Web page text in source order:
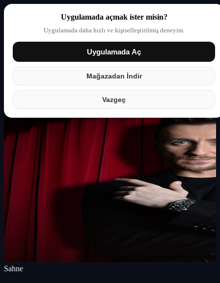
Uygulamada açmak ister misin?
Uygulamada daha hızlı ve kişiselleştirilmiş deneyim.
Uygulamada Aç
Mağazadan İndir
Vazgeç
Giriş yap Partner
Sahne